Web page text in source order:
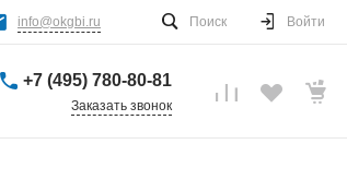
info@okgbi.ru Поиск Войти
+7 (495) 780-80-81
Заказать звонок